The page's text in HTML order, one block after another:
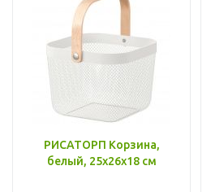
РИСАТОРП Корзина,
белый, 25x26x18 см